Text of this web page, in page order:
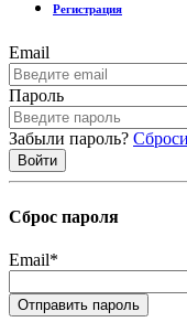
Регистрация
Email
Пароль
Забыли пароль?
Сброс пароля
Email*